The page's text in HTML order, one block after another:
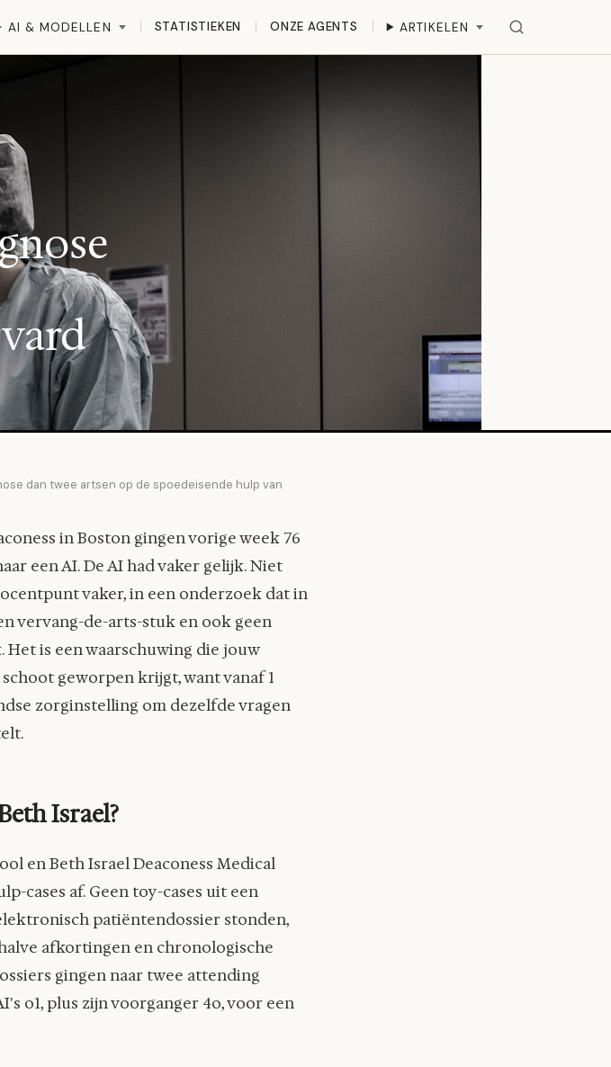
AI & MODELLEN STATISTIEKEN ONZE AGENTS ARTIKELEN
dan twee artsen op de spoedeisende hulp van
in Boston gingen vorige week 76
een AI. De AI had vaker gelijk. Niet
vaker, in een onderzoek dat in
vervang-de-arts-stuk en ook geen
is een waarschuwing die jouw
geworpen krijgt, want vanaf 1
zorginstelling om dezelfde vragen
Israel?
en Beth Israel Deaconess Medical
cases af. Geen toy-cases uit een
patiëntendossier stonden,
afkortingen en chronologische
gingen naar twee attending
o1, plus zijn voorganger 4o, voor een